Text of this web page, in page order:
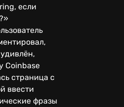
если
Coinbase
страница с
ввести
фразы